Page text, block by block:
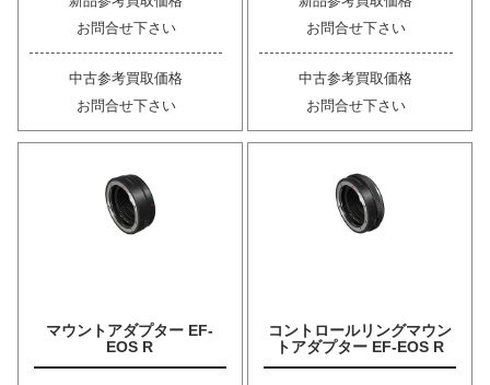
お問合せ下さい
中古参考買取価格
お問合せ下さい
お問合せ下さい
中古参考買取価格
お問合せ下さい
マウントアダプター EF-
EOS R
コントロールリングマウン
トアダプター EF-EOS R